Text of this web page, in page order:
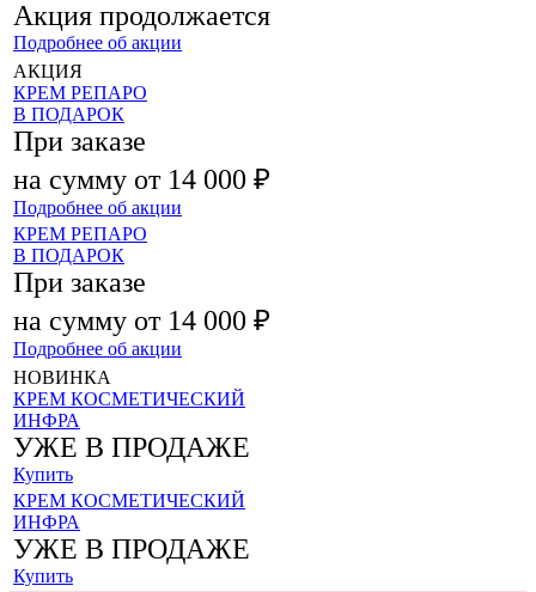
Акция продолжается
Подробнее об акции
АКЦИЯ
КРЕМ РЕПАРО
В ПОДАРОК
При заказе
на сумму от 14 000 ₽
Подробнее об акции
КРЕМ РЕПАРО
В ПОДАРОК
При заказе
на сумму от 14 000 ₽
Подробнее об акции
НОВИНКА
КРЕМ КОСМЕТИЧЕСКИЙ
ИНФРА
УЖЕ В ПРОДАЖЕ
Купить
КРЕМ КОСМЕТИЧЕСКИЙ
ИНФРА
УЖЕ В ПРОДАЖЕ
Купить